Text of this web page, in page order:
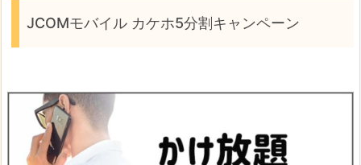
JCOMモバイル カケホ5分割キャンペーン